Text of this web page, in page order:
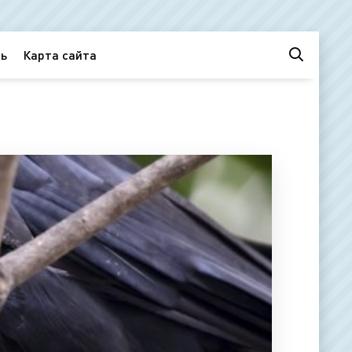
Карта сайта